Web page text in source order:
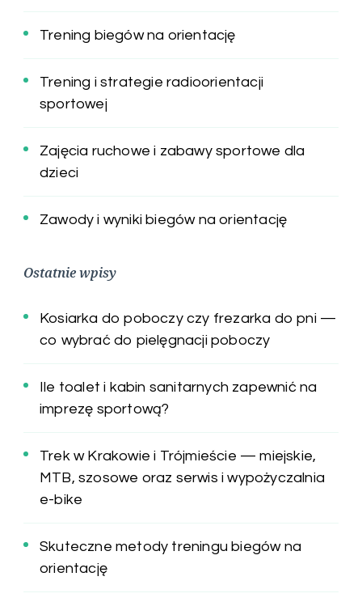
Trening biegów na orientację
Trening i strategie radioorientacji
sportowej
Zajęcia ruchowe i zabawy sportowe dla
dzieci
Zawody i wyniki biegów na orientację
Ostatnie wpisy
Kosiarka do poboczy czy frezarka do pni —
co wybrać do pielęgnacji poboczy
Ile toalet i kabin sanitarnych zapewnić na
imprezę sportową?
Trek w Krakowie i Trójmieście — miejskie,
MTB, szosowe oraz serwis i wypożyczalnia
e-bike
Skuteczne metody treningu biegów na
orientację